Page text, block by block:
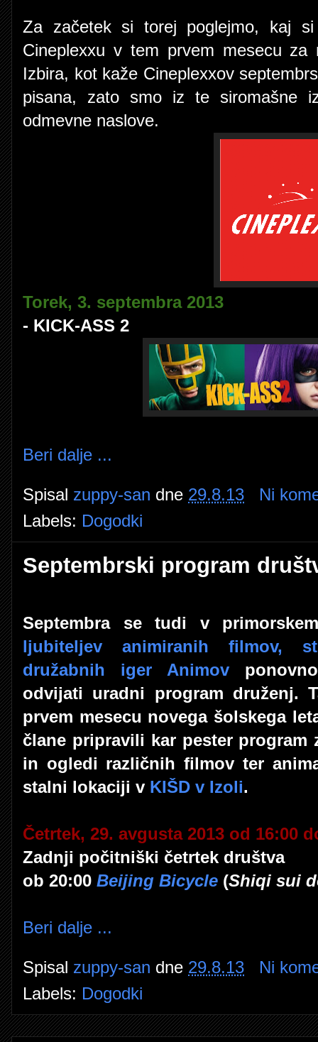
Za začetek si torej poglejmo, kaj
Cineplexxu v tem prvem mesecu za
Izbira, kot kaže Cineplexxov
pisana, zato smo iz te siromašne
odmevne naslove.
Torek, 3. septembra 2013
- KICK-ASS 2
Beri dalje ...
Spisal zuppy-san dne 29.8.13
Ni
Labels: Dogodki
Septembrski program
Septembra se tudi v
ljubiteljev animiranih filmov,
družabnih iger Animov
odvijati uradni program druženj.
prvem mesecu novega šolskega
člane pripravili kar pester program
in ogledi različnih filmov ter
stalni lokaciji v KIŠD v Izoli.
Četrtek, 29. avgusta 2013 od 16:00
Zadnji počitniški četrtek društva
ob 20:00 Beijing Bicycle (Shiqi sui
Beri dalje ...
Spisal zuppy-san dne 29.8.13
Ni
Labels: Dogodki